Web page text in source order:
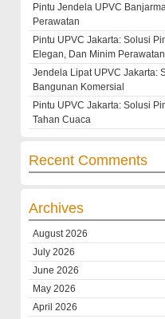
Pintu Jendela UPVC
Perawatan
Pintu UPVC Jakarta: Solusi
Elegan, Dan Minim Perawatan
Jendela Lipat UPVC Jakarta:
Bangunan Komersial
Pintu UPVC Jakarta: Solusi
Tahan Cuaca
Recent Comments
Archives
August 2026
July 2026
June 2026
May 2026
April 2026